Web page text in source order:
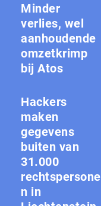
Minder
verlies, wel
aanhoudende
omzetkrimp
bij Atos
Hackers
maken
gegevens
buiten van
31.000
rechtspersone
n in